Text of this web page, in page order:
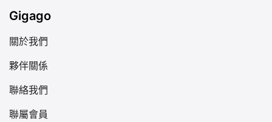
Gigago
關於我們
夥伴關係
聯絡我們
聯屬會員